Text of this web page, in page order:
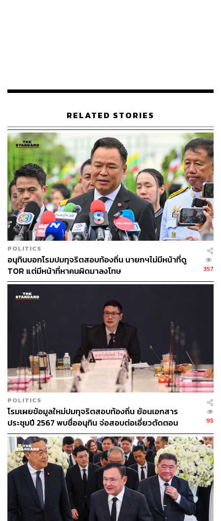
พิจารณาว่ามีเหตุจำเป็นที่จะต้องเร่งบุคคลที่เกี่ยวข้องอื่นเพิ่ม
เติมจากที่ได้กำหนดไว้หรือไม่ และเพื่อให้ข้อเท็จจริงและ
พยานหลักฐานครบถ้วนสมบูรณ์ที่สุด รวมถึงเป็นไปตาม
กระบวนการไต่สวนคดีตามปกติที่ ป.ป.ช. ทำในลักษณะนี้อยู่
แล้ว
เมื่อถามว่าจะต้องเรียกทักษิณมาให้ถ้อยคำต่อองค์คณะ
กรรมการไต่สวนหรือไม่ เนื่องจากเป็นบุคคลหลักที่เกี่ยวข้อง
กับเรื่องนี้ สาโรจน์ชี้ว่า เรื่องนี้เราไต่สวนการทำหน้าที่ของเจ้า
หน้าที่รัฐ เพราะฉะนั้นถ้าคณะกรรมการ ป.ป.ช. เห็นว่ามี
พยานบุคคลใดมีความจำเป็นที่จะต้องเข้าให้ข้อมูลข้อเท็จจริง
จึงจะมีมติให้ไปดำเนินการไต่สวน แต่ในส่วนของเนื้อหา
เป็นการพิจารณาข้อเท็จจริงของกรรมการ ป.ป.ช. ซึ่งตนไม่
สามารถยืนยันได้ว่าจะต้องเรียกบุคคลใดมาสอบบ้าง แต่ใน
หลักการบุคคลที่เกี่ยวข้อง เพื่อให้ข้อเท็จจริงถูกต้องครบถ้วน
คณะกรรมการ ป.ป.ช. จะพิจารณาเพื่อให้เข้ามาให้ข้อมูล
อาจเชิญครอบครัวทักษิณให้ปากคำปมชั้น 14
ส่วนกรณีที่ พล.ต.อ. เสรีพิศุทธ์ เสนอให้เรียก แพทองธาร ชิน
วัตร นายกรัฐมนตรี และครอบครัวของทักษิณ ที่ได้เข้าเยี่ยมที่
ชั้น 14 โรงพยาบาลตำรวจ มาให้ถ้อยคำด้วยนั้น สาโรจน์ระบุ
ว่า การเสนอแนะหรือการให้ข้อมูลต่างๆ เป็นอีกมุมหนึ่ง ซึ่ง
เป็นเรื่องที่กรรมการ ป.ป.ช. จะพิจารณาว่าบุคคลต่างๆ
เกี่ยวข้องกับประเด็นที่กำลังไต่สวนอยู่หรือไม่ จำเป็นที่จะต้อง
เชิญเข้ามาให้ข้อมูลเพิ่มเติมหรือไม่ ถือเป็นดุลพินิจของ
กรรมการ ป.ป.ช. แต่หลักการคือต้องได้ข้อมูลถูกต้องครบ
ถ้วนมากที่สุด
เมื่อถามว่าจะต้องลงพื้นที่ที่ชั้น 14 โรงพยาบาลตำรวจด้วย
หรือไม่ สาโรจน์กล่าวว่าเป็นอีกหนึ่งประเด็นที่จะต้อง
พิจารณา เพราะโรงพยาบาลตำรวจถือเป็นสถานที่เกิดเหตุ
คณะกรรมการ ป.ป.ช. ก็อาจมีดุลพินิจให้ไปตรวจสอบว่ามีข้อ
เท็จจริงที่เกี่ยวข้องกับเรื่องที่ไต่สวนมากน้อยเพียงใด ถ้าดูตาม
RELATED STORIES
POLITICS
อนุทินบอกโรมปมทุจริตสอบท้องถิ่น นายกฯไม่มีหน้าที่ดู
TOR แต่มีหน้าที่หาคนผิดมาลงโทษ
357
POLITICS
โรมเผยข้อมูลใหม่ปมทุจริตสอบท้องถิ่น ย้อนเอกสาร
ประชุมปี 2567 พบชื่ออนุทิน จ่อสอบต่อเอี่ยวตัดตอน
ม.บูรพา หรือไม่
95